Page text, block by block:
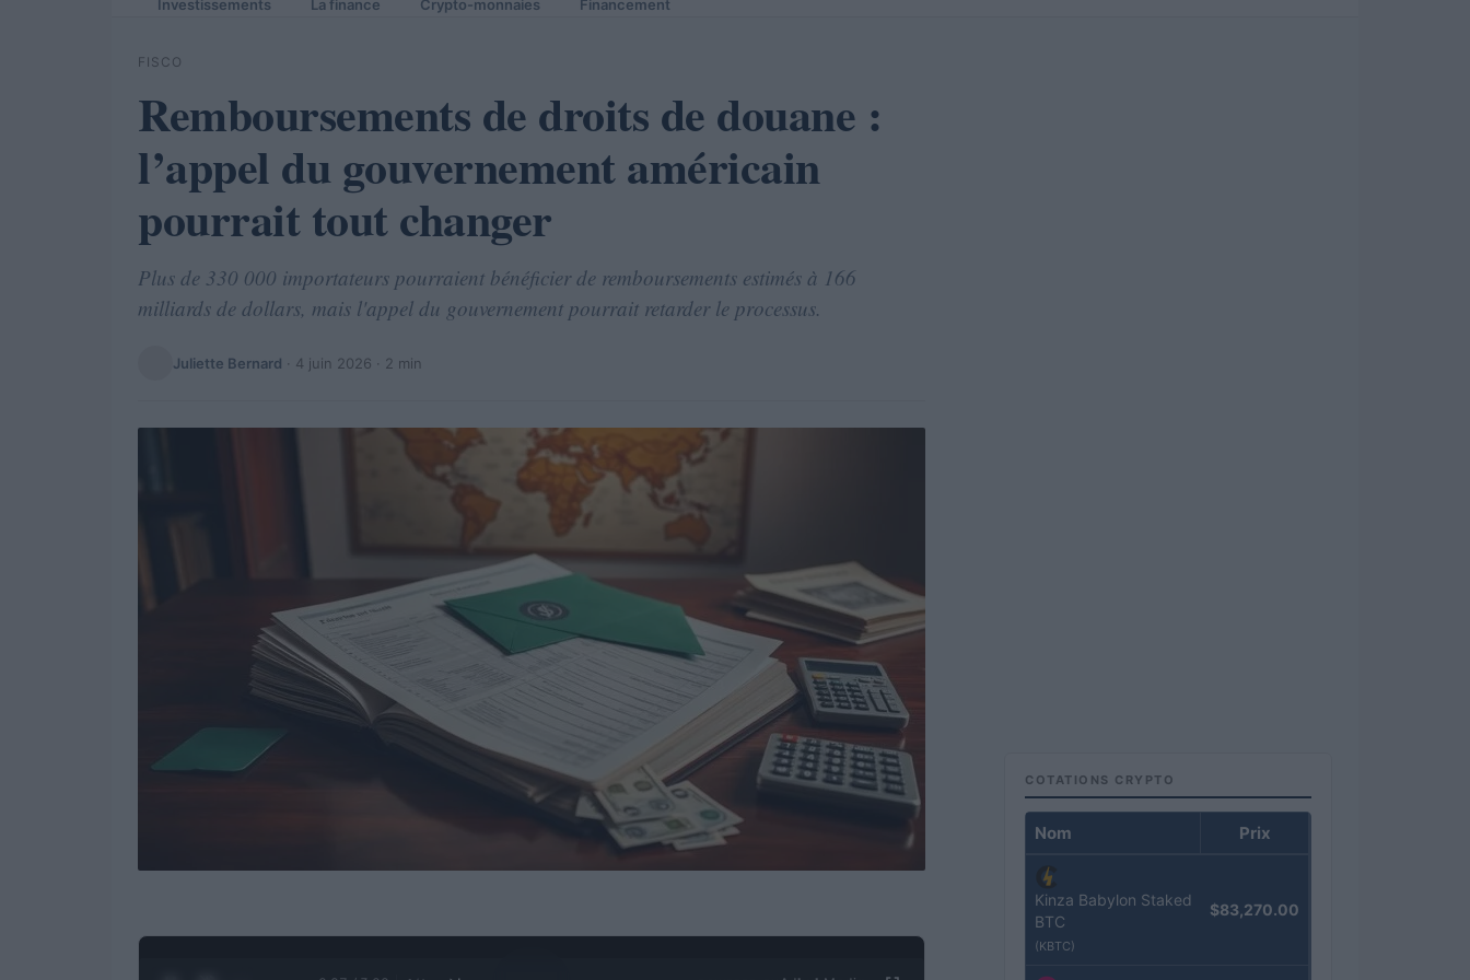
Investissements La finance Crypto-monnaies Financement
FISCO
Remboursements de droits de douane :
l’appel du gouvernement américain
pourrait tout changer
Plus de 330 000 importateurs pourraient bénéficier de remboursements estimés à 166
milliards de dollars, mais l'appel du gouvernement pourrait retarder le processus.
Juliette Bernard · 4 juin 2026 · 2 min
COTATIONS CRYPTO
Nom Prix
Kinza Babylon Staked
BTC
(KBTC)
$83,270.00